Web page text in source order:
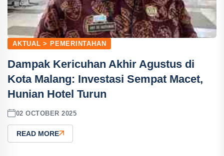
AKTUAL > PEMERINTAHAN
Dampak Kericuhan Akhir Agustus di
Kota Malang: Investasi Sempat Macet,
Hunian Hotel Turun
02 OCTOBER 2025
READ MORE